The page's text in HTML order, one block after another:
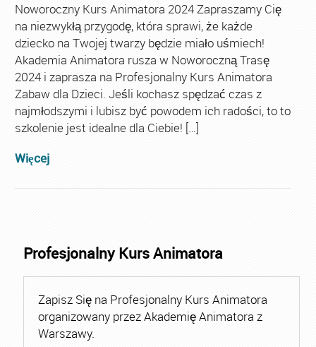
Noworoczny Kurs Animatora 2024 Zapraszamy Cię
na niezwykłą przygodę, która sprawi, że każde
dziecko na Twojej twarzy będzie miało uśmiech!
Akademia Animatora rusza w Noworoczną Trasę
2024 i zaprasza na Profesjonalny Kurs Animatora
Zabaw dla Dzieci. Jeśli kochasz spędzać czas z
najmłodszymi i lubisz być powodem ich radości, to to
szkolenie jest idealne dla Ciebie! […]
Więcej
Profesjonalny Kurs Animatora
Zapisz Się na Profesjonalny Kurs Animatora
organizowany przez Akademię Animatora z
Warszawy.